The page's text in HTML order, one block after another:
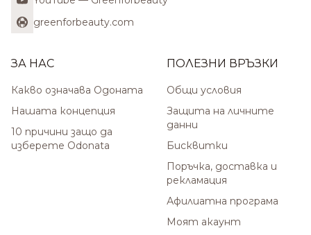
greenforbeauty.com
ЗА НАС
Какво означава Одоната
Нашата концепция
10 причини защо да
изберете Odonata
ПОЛЕЗНИ ВРЪЗКИ
Общи условия
Защита на личните
данни
Бисквитки
Поръчка, доставка и
рекламация
Афилиатна програма
Моят акаунт